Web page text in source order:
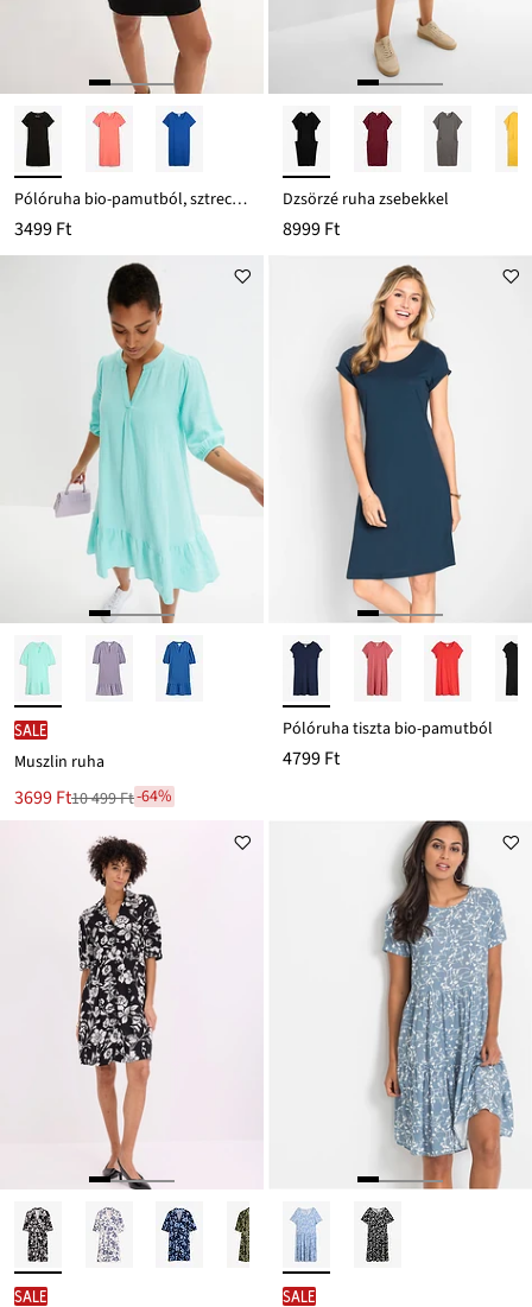
Pólóruha bio-pamutból, sztreccs anyaggal
3499 Ft
Dzsörzé ruha zsebekkel
8999 Ft
SALE
Muszlin ruha
Új
3699 Ft
Leárazva10 499 Ft-64%
Pólóruha tiszta bio-pamutból
4799 Ft
SALE SALE